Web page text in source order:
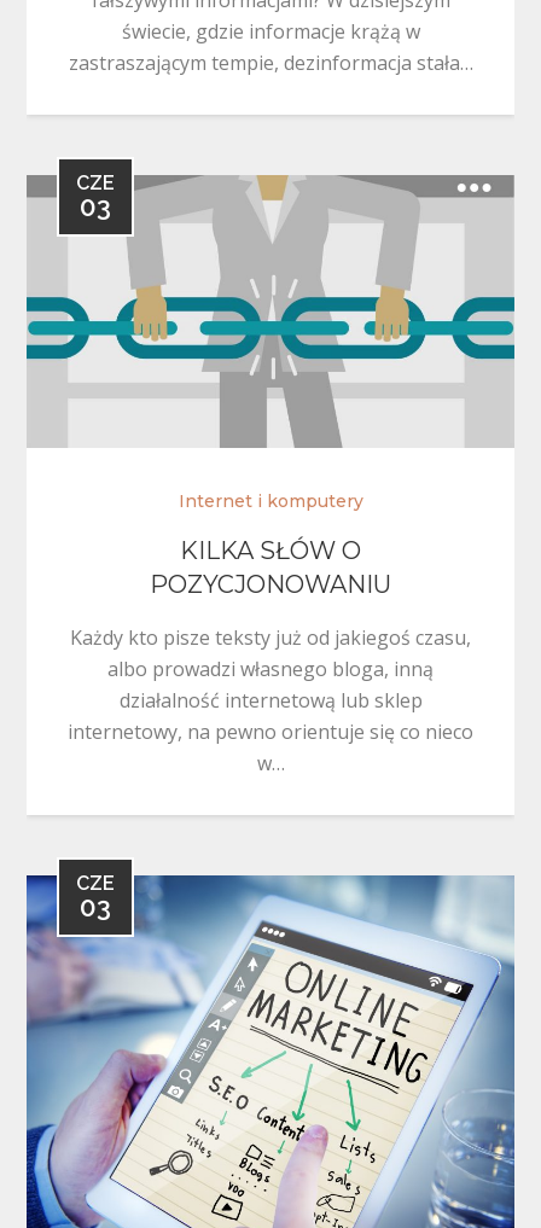
świecie, gdzie informacje krążą w
zastraszającym tempie, dezinformacja stała…
CZE
03
Internet i komputery
KILKA SŁÓW O
POZYCJONOWANIU
Każdy kto pisze teksty już od jakiegoś czasu,
albo prowadzi własnego bloga, inną
działalność internetową lub sklep
internetowy, na pewno orientuje się co nieco
w…
CZE
03